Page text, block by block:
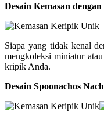
Desain Kemasan
Siapa yang tidak kenal
mengkoleksi miniatur
kripik Anda.
Desain Spoonachos